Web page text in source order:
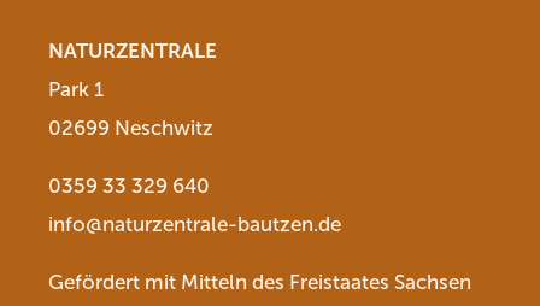
NATURZENTRALE
Park 1
02699 Neschwitz
0359 33 329 640
info@naturzentrale-bautzen.de
Gefördert mit Mitteln des Freistaates Sachsen